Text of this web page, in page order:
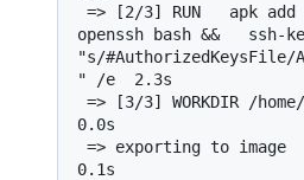
openssh bash &&   ssh-
"s/#AuthorizedKeysFile/
" /e  2.3s
0.0s
0.1s